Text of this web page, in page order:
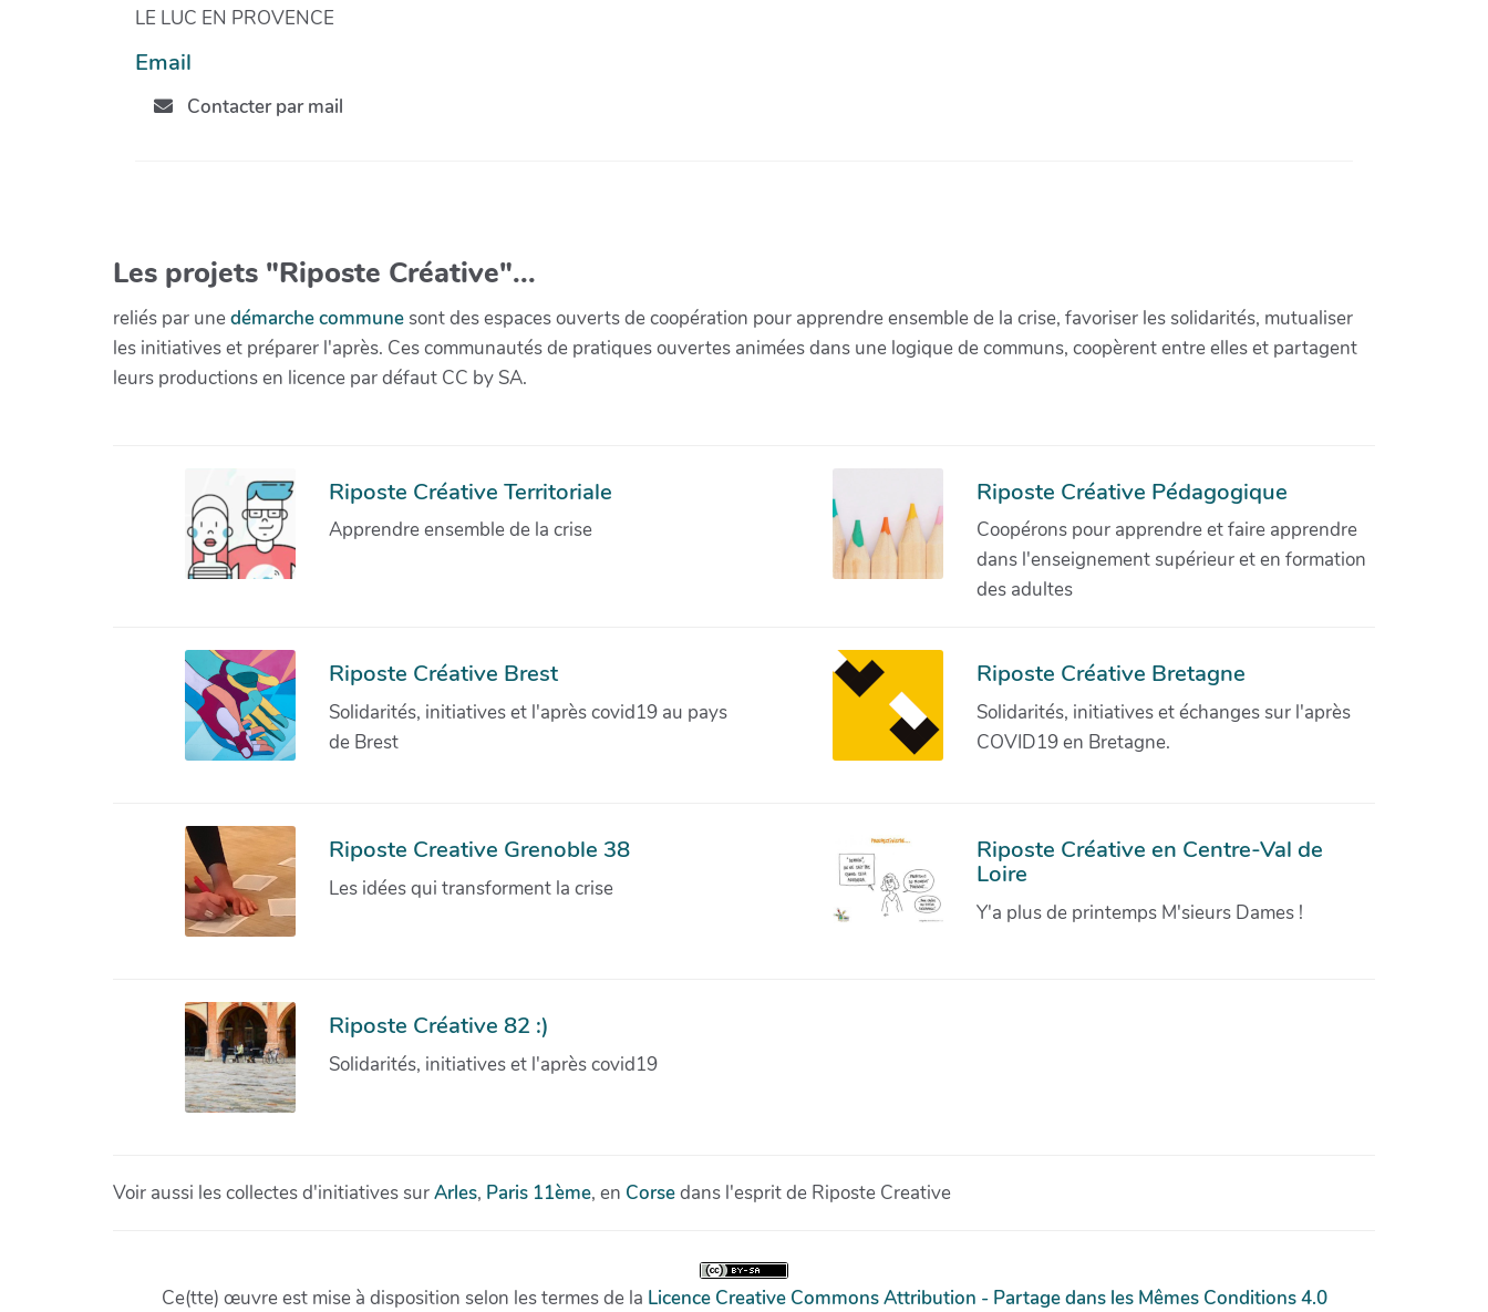
LE LUC EN PROVENCE
Email
Contacter par mail
Les projets "Riposte Créative"...
reliés par unedémarche communesont des espaces ouverts de coopération pour apprendre ensemble de la crise, favoriser les solidarités, mutualiser
les initiatives et préparer l'après. Ces communautés de pratiques ouvertes animées dans une logique de communs, coopèrent entre elles et partagent
leurs productions en licence par défaut CC by SA.
Riposte Créative Territoriale
Apprendre ensemble de la crise
Riposte Créative Pédagogique
Coopérons pour apprendre et faire apprendre
dans l'enseignement supérieur et en formation
des adultes
Riposte Créative Brest
Solidarités, initiatives et l'après covid19 au pays
de Brest
Riposte Créative Bretagne
Solidarités, initiatives et échanges sur l'après
COVID19 en Bretagne.
Riposte Creative Grenoble 38
Les idées qui transforment la crise
Riposte Créative en Centre-Val de
Loire
Y'a plus de printemps M'sieurs Dames !
Riposte Créative 82 :)
Solidarités, initiatives et l'après covid19
Voir aussi les collectes d'initiatives surArles, Paris 11ème, en Corsedans l'esprit de Riposte Creative
Ce(tte) œuvre est mise à disposition selon les termes de la Licence Creative Commons Attribution - Partage dans les Mêmes Conditions 4.0